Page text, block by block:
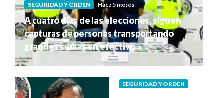
SEGURIDAD Y ORDEN Hace 5 meses
A cuatro días de las elecciones, siguen
capturas de personas transportando
grandes sumas en efectivo
SEGURIDAD Y ORDEN